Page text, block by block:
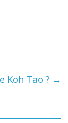
Koh Tao ? →